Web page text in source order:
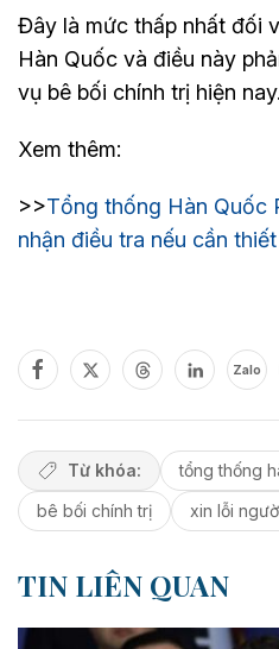
Đây là mức thấp nhất đối
Hàn Quốc và điều này
vụ bê bối chính trị hiện
Xem thêm:
>>Tổng thống Hàn Quốc
nhận điều tra nếu cần thiết
Zalo
Từ khóa: tổng thống
bê bối chính trị
xin lỗi
TIN LIÊN QUAN